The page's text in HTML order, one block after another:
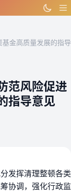
金高质量发展的指导
范风险促进
指导意见
发挥清理整顿各类
协调，强化行政监